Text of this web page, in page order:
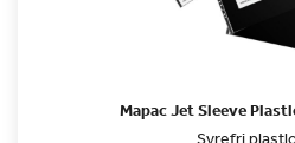
Mapac Jet Sleeve
Syrefri